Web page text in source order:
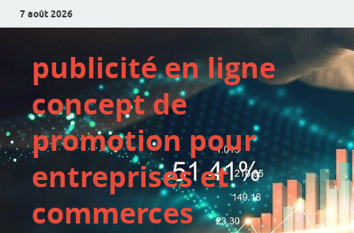
7 août 2026
publicité en ligne
concept de
promotion pour
entreprises et
commerces